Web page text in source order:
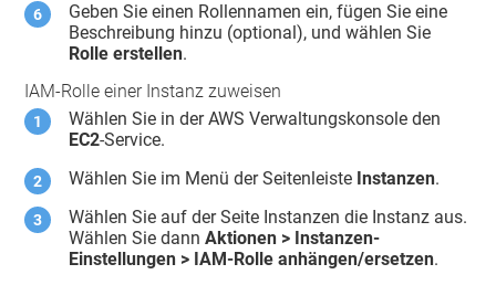
Geben Sie einen Rollennamen ein, fügen Sie eine
Beschreibung hinzu (optional), und wählen Sie
Rolle erstellen.
IAM-Rolle einer Instanz zuweisen
Wählen Sie in der AWS Verwaltungskonsole den
EC2-Service.
Wählen Sie im Menü der Seitenleiste Instanzen.
Wählen Sie auf der Seite Instanzen die Instanz aus.
Wählen Sie dannAktionen > Instanzen-
Einstellungen > IAM-Rolle anhängen/ersetzen.